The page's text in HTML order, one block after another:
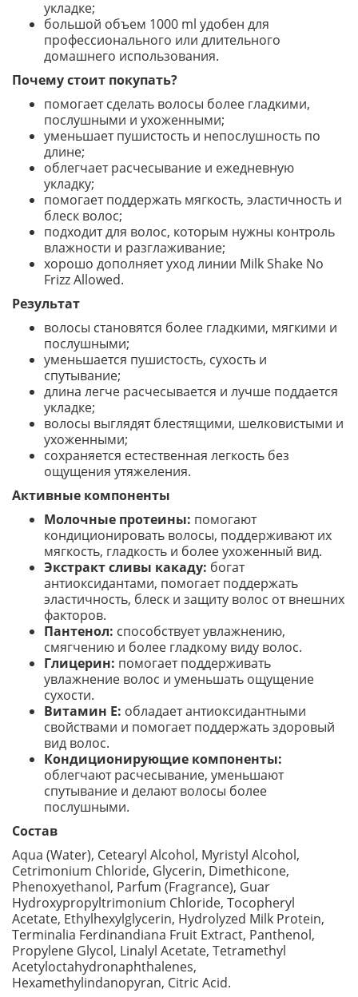
укладке;
большой объем 1000 ml удобен для
профессионального или длительного
домашнего использования.
Почему стоит покупать?
помогает сделать волосы более гладкими,
послушными и ухоженными;
уменьшает пушистость и непослушность по
длине;
облегчает расчесывание и ежедневную
укладку;
помогает поддержать мягкость, эластичность и
блеск волос;
подходит для волос, которым нужны контроль
влажности и разглаживание;
хорошо дополняет уход линии Milk Shake No
Frizz Allowed.
Результат
волосы становятся более гладкими, мягкими и
послушными;
уменьшается пушистость, сухость и
спутывание;
длина легче расчесывается и лучше поддается
укладке;
волосы выглядят блестящими, шелковистыми и
ухоженными;
сохраняется естественная легкость без
ощущения утяжеления.
Активные компоненты
Молочные протеины: помогают
кондиционировать волосы, поддерживают их
мягкость, гладкость и более ухоженный вид.
Экстракт сливы какаду: богат
антиоксидантами, помогает поддержать
эластичность, блеск и защиту волос от внешних
факторов.
Пантенол: способствует увлажнению,
смягчению и более гладкому виду волос.
Глицерин: помогает поддерживать
увлажнение волос и уменьшать ощущение
сухости.
Витамин E: обладает антиоксидантными
свойствами и помогает поддержать здоровый
вид волос.
Кондиционирующие компоненты:
облегчают расчесывание, уменьшают
спутывание и делают волосы более
послушными.
Состав
Aqua (Water), Cetearyl Alcohol, Myristyl Alcohol,
Cetrimonium Chloride, Glycerin, Dimethicone,
Phenoxyethanol, Parfum (Fragrance), Guar
Hydroxypropyltrimonium Chloride, Tocopheryl
Acetate, Ethylhexylglycerin, Hydrolyzed Milk Protein,
Terminalia Ferdinandiana Fruit Extract, Panthenol,
Propylene Glycol, Linalyl Acetate, Tetramethyl
Acetyloctahydronaphthalenes,
Hexamethylindanopyran, Citric Acid.